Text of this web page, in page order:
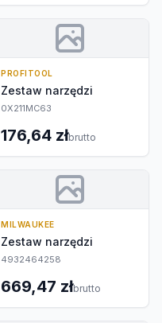
PROFITOOL
Zestaw narzędzi
0X211MC63
176,64 złbrutto
MILWAUKEE
Zestaw narzędzi
4932464258
669,47 złbrutto